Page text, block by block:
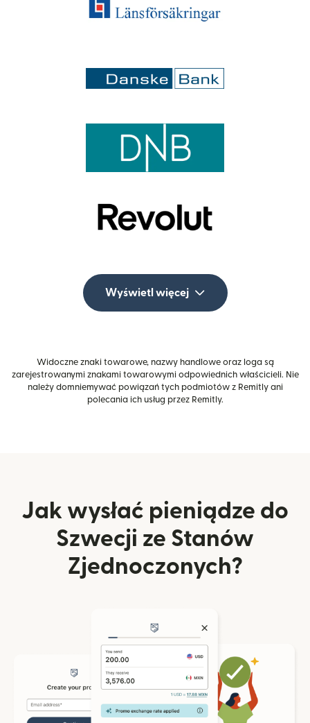
Wyświetl więcej
Widoczne znaki towarowe, nazwy handlowe oraz loga są
zarejestrowanymi znakami towarowymi odpowiednich właścicieli. Nie
należy domniemywać powiązań tych podmiotów z Remitly ani
polecania ich usług przez Remitly.
Jak wysłać pieniądze do
Szwecji ze Stanów
Zjednoczonych?